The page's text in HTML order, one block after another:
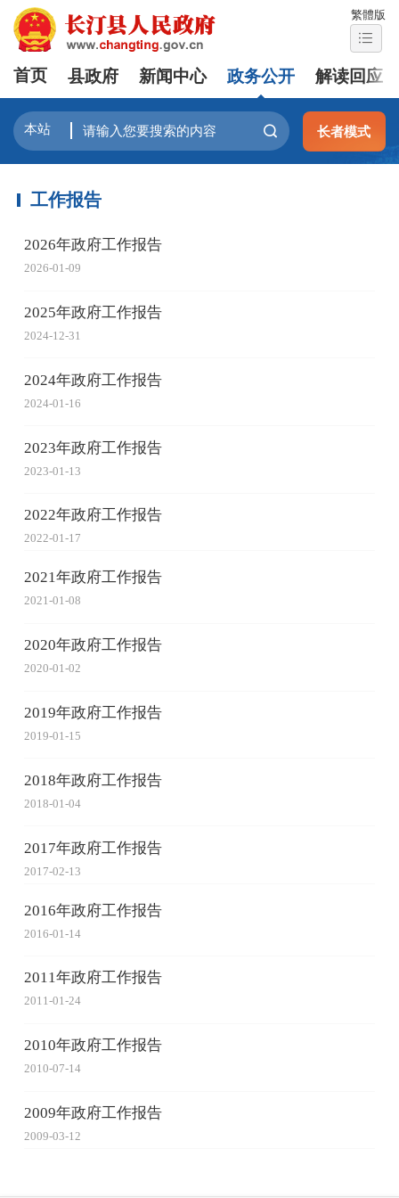
繁體版
首页 县政府 新闻中心 政务公开 解读回应
长者模式
工作报告
2026年政府工作报告
2026-01-09
2025年政府工作报告
2024-12-31
2024年政府工作报告
2024-01-16
2023年政府工作报告
2023-01-13
2022年政府工作报告
2022-01-17
2021年政府工作报告
2021-01-08
2020年政府工作报告
2020-01-02
2019年政府工作报告
2019-01-15
2018年政府工作报告
2018-01-04
2017年政府工作报告
2017-02-13
2016年政府工作报告
2016-01-14
2011年政府工作报告
2011-01-24
2010年政府工作报告
2010-07-14
2009年政府工作报告
2009-03-12